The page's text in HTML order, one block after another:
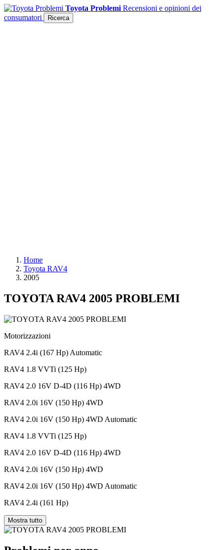
Toyota Problemi Recensioni e opinioni dei
consumatori
Ricerca
Home
Toyota RAV4
2005
TOYOTA RAV4 2005 PROBLEMI
Motorizzazioni
RAV4 2.4i (167 Hp) Automatic
RAV4 1.8 VVTi (125 Hp)
RAV4 2.0 16V D-4D (116 Hp) 4WD
RAV4 2.0i 16V (150 Hp) 4WD
RAV4 2.0i 16V (150 Hp) 4WD Automatic
RAV4 1.8 VVTi (125 Hp)
RAV4 2.0 16V D-4D (116 Hp) 4WD
RAV4 2.0i 16V (150 Hp) 4WD
RAV4 2.0i 16V (150 Hp) 4WD Automatic
RAV4 2.4i (161 Hp)
Mostra tutto